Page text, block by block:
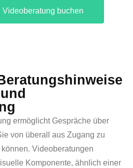
Videoberatung buchen
ermöglicht Gespräche über
von überall aus Zugang zu
Videoberatungen
Komponente, ähnlich einer